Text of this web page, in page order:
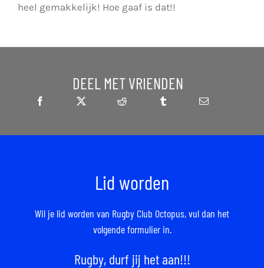
heel gemakkelijk! Hoe gaaf is dat!!
DEEL MET VRIENDEN
Lid worden
Wil je lid worden van Rugby Club Octopus,vul dan het
volgende formulier in.
Rugby, durf jij het aan!!!